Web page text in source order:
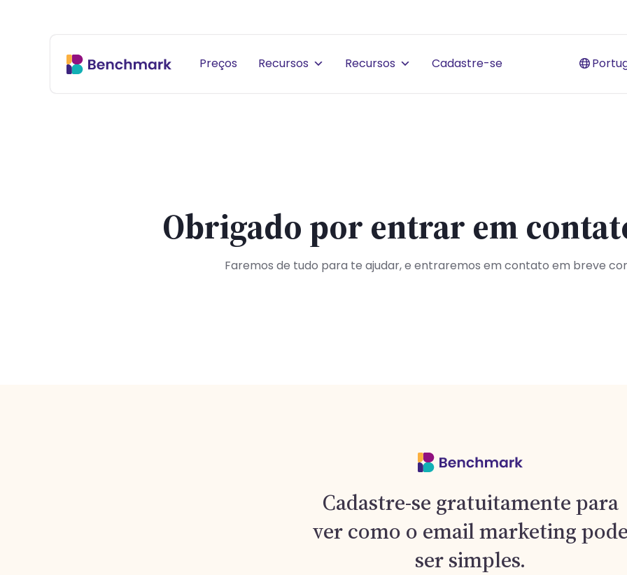
Preços Recursos Recursos Cadastre-se
Obrigado por entrar em
Faremos de tudo para te ajudar, e entraremos em contato em breve
Cadastre-se gratuitamente para
ver como o email marketing
ser simples.